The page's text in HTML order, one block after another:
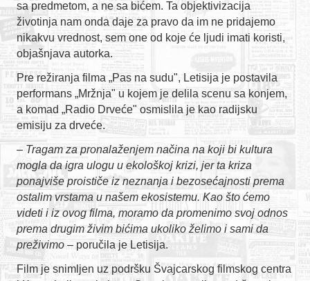
O NAMA
sa predmetom, a ne sa bićem. Ta objektivizacija
životinja nam onda daje za pravo da im ne pridajemo
nikakvu vrednost, sem one od koje će ljudi imati koristi,
objašnjava autorka.
Pre režiranja filma „Pas na sudu", Letisija je postavila
performans „Mržnja" u kojem je delila scenu sa konjem,
a komad „Radio Drveće" osmislila je kao radijsku
emisiju za drveće.
– Tragam za pronalaženjem načina na koji bi kultura
mogla da igra ulogu u ekološkoj krizi, jer ta kriza
ponajviše proističe iz neznanja i bezosećajnosti prema
ostalim vrstama u našem ekosistemu. Kao što ćemo
videti i iz ovog filma, moramo da promenimo svoj odnos
prema drugim živim bićima ukoliko želimo i sami da
preživimo – poručila je Letisija.
Film je snimljen uz podršku Švajcarskog filmskog centra